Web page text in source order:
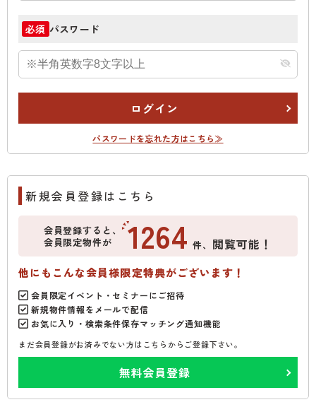
必須 パスワード
ログイン
パスワードを忘れた方はこちら≫
新規会員登録はこちら
会員登録すると、
会員限定物件が
1264 件、 閲覧可能！
他にもこんな会員様限定特典がございます！
会員限定イベント・セミナーにご招待
新規物件情報をメールで配信
お気に入り・検索条件保存マッチング通知機能
まだ会員登録がお済みでない方はこちらからご登録下さい。
無料会員登録